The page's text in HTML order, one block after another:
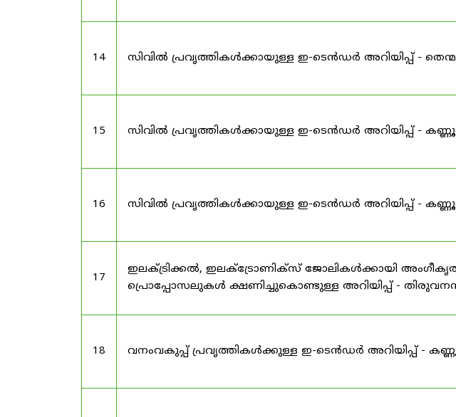
14 സിവിൽ പ്രവൃത്തികൾക്കായുള്ള ഇ-ടെൻഡർ അറിയിപ്പ് -
15 സിവിൽ പ്രവൃത്തികൾക്കായുള്ള ഇ-ടെൻഡർ അറിയിപ്പ് -
16 സിവിൽ പ്രവൃത്തികൾക്കായുള്ള ഇ-ടെൻഡർ അറിയിപ്പ് -
17
ഇലക്ട്രിക്കൽ, ഇലക്ട്രോണിക്സ് ജോലികൾക്കായി
പ്രൊപ്പോസലുകൾ ക്ഷണിച്ചുകൊണ്ടുള്ള അറിയിപ്പ് -
18 വനംവകുപ്പ് പ്രവൃത്തികൾക്കുള്ള ഇ-ടെൻഡർ അറിയിപ്പ് -